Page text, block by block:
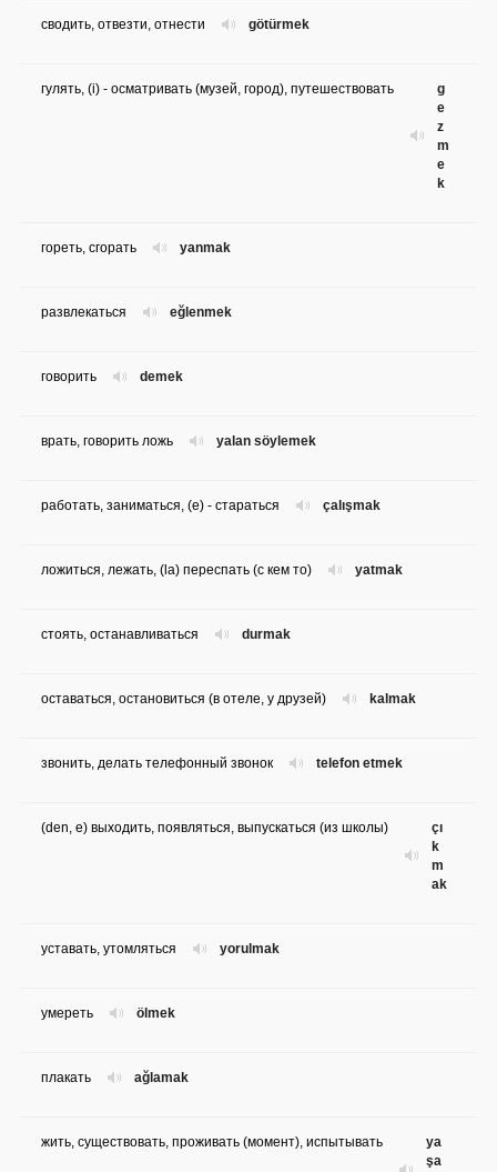
götürmek
сводить, отвезти, отнести
g
e
z
m
e
k
гулять, (i) - осматривать (музей, город), путешествовать
yanmak
гореть, сгорать
eğlenmek
развлекаться
demek
говорить
yalan söylemek
врать, говорить ложь
çalışmak
работать, заниматься, (e) - стараться
yatmak
ложиться, лежать, (la) переспать (с кем то)
durmak
стоять, останавливаться
kalmak
оставаться, остановиться (в отеле, у друзей)
telefon etmek
звонить, делать телефонный звонок
çı
k
m
ak
(den, e) выходить, появляться, выпускаться (из школы)
yorulmak
уставать, утомляться
ölmek
умереть
ağlamak
плакать
ya
şa
жить, существовать, проживать (момент), испытывать